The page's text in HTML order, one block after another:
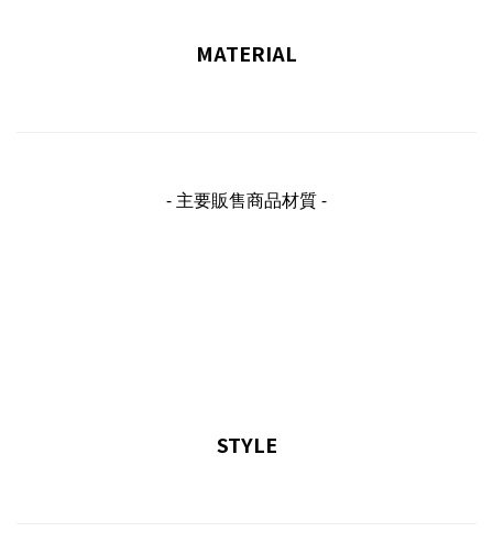
MATERIAL
- 主要販售商品材質 -
STYLE